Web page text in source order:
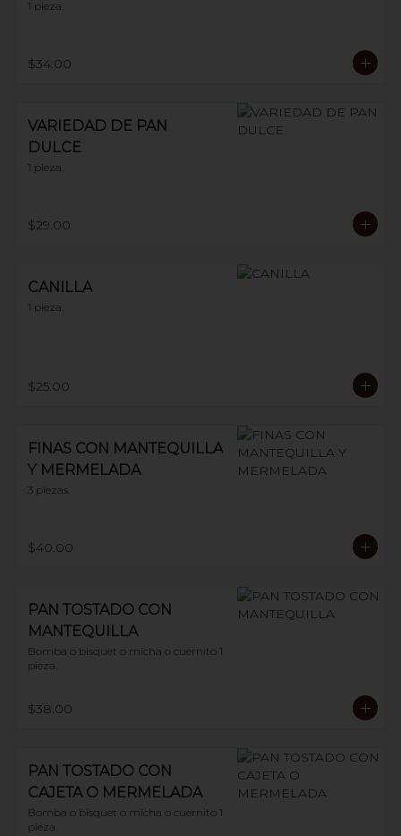
1 pieza.
$34.00
VARIEDAD DE PAN
DULCE
1 pieza.
$29.00
CANILLA
1 pieza.
$25.00
FINAS CON MANTEQUILLA
Y MERMELADA
3 piezas.
$40.00
PAN TOSTADO CON
MANTEQUILLA
Bomba o bisquet o micha o cuernito 1
pieza.
$38.00
PAN TOSTADO CON
CAJETA O MERMELADA
Bomba o bisquet o micha o cuernito 1
pieza.